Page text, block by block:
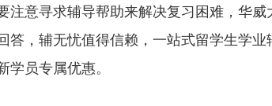
注意寻求辅导帮助来解决复习困难，华
答，辅无忧值得信赖，一站式留学生学
学员专属优惠。